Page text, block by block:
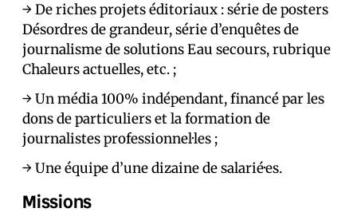
→ De riches projets éditoriaux : série de posters
Désordres de grandeur, série d’enquêtes de
journalisme de solutions Eau secours, rubrique
Chaleurs actuelles, etc. ;
→ Un média 100% indépendant, financé par les
dons de particuliers et la formation de
journalistes professionnel·les ;
→ Une équipe d’une dizaine de salarié·es.
Missions